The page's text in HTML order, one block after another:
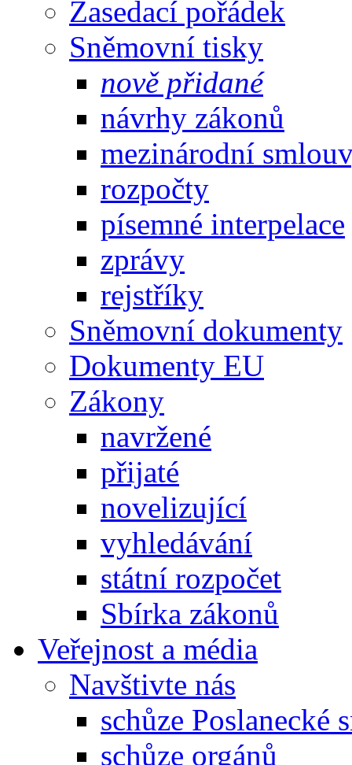
Zasedací pořádek
Sněmovní tisky
nově přidané
návrhy zákonů
mezinárodní
rozpočty
písemné interpelace
zprávy
rejstříky
Sněmovní dokumenty
Dokumenty EU
Zákony
navržené
přijaté
novelizující
vyhledávání
státní rozpočet
Sbírka zákonů
Veřejnost a média
Navštivte nás
schůze Poslanecké
schůze orgánů